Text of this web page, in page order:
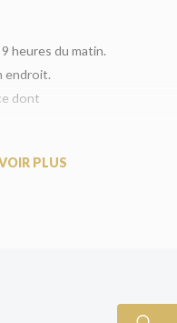
heures du matin.
endroit.
dont
PLUS